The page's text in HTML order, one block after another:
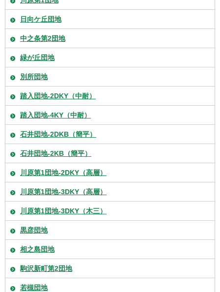
日向ケ丘団地
中之条第2団地
緑が丘団地
別所団地
踏入団地-2DKY（中耐）
踏入団地-4KY（中耐）
石井団地-2DKB（簡平）
石井団地-2KB（簡平）
川原第1団地-2DKY（高層）
川原第1団地-3DKY（高層）
川原第1団地-3DKY（木三）
黒彦団地
相之島団地
駒沢新町第2団地
若槻団地